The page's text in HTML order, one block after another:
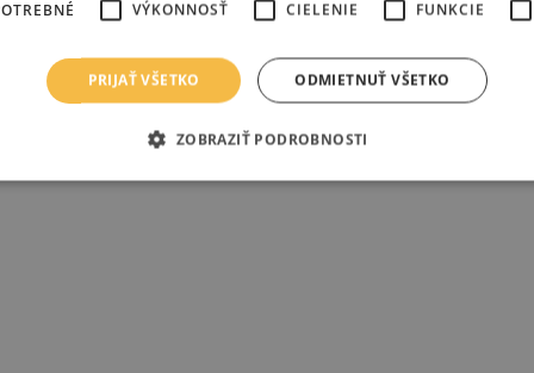
VÝKONNOSŤ CIELENIE FUNKCIE
PRIJAŤ VŠETKO ODMIETNUŤ VŠETKO
ZOBRAZIŤ PODROBNOSTI